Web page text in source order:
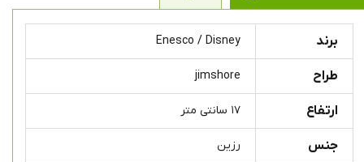
برند Enesco / Disney
طراح jimshore
ارتفاع ۱۷ سانتی متر
جنس رزین